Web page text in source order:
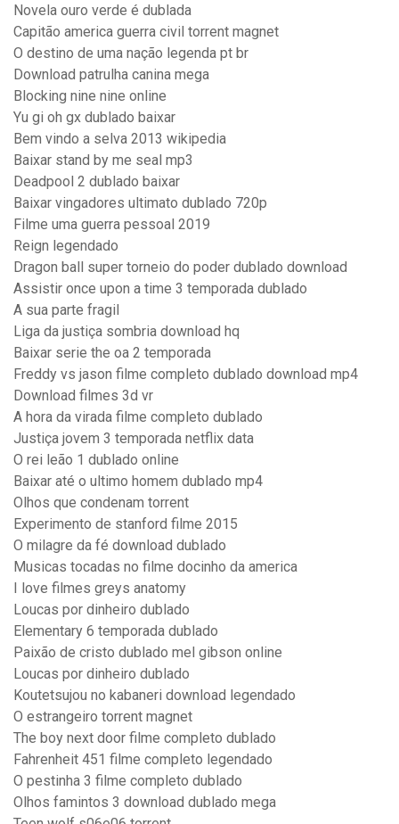
Novela ouro verde é dublada
Capitão america guerra civil torrent magnet
O destino de uma nação legenda pt br
Download patrulha canina mega
Blocking nine nine online
Yu gi oh gx dublado baixar
Bem vindo a selva 2013 wikipedia
Baixar stand by me seal mp3
Deadpool 2 dublado baixar
Baixar vingadores ultimato dublado 720p
Filme uma guerra pessoal 2019
Reign legendado
Dragon ball super torneio do poder dublado download
Assistir once upon a time 3 temporada dublado
A sua parte fragil
Liga da justiça sombria download hq
Baixar serie the oa 2 temporada
Freddy vs jason filme completo dublado download mp4
Download filmes 3d vr
A hora da virada filme completo dublado
Justiça jovem 3 temporada netflix data
O rei leão 1 dublado online
Baixar até o ultimo homem dublado mp4
Olhos que condenam torrent
Experimento de stanford filme 2015
O milagre da fé download dublado
Musicas tocadas no filme docinho da america
I love filmes greys anatomy
Loucas por dinheiro dublado
Elementary 6 temporada dublado
Paixão de cristo dublado mel gibson online
Loucas por dinheiro dublado
Koutetsujou no kabaneri download legendado
O estrangeiro torrent magnet
The boy next door filme completo dublado
Fahrenheit 451 filme completo legendado
O pestinha 3 filme completo dublado
Olhos famintos 3 download dublado mega